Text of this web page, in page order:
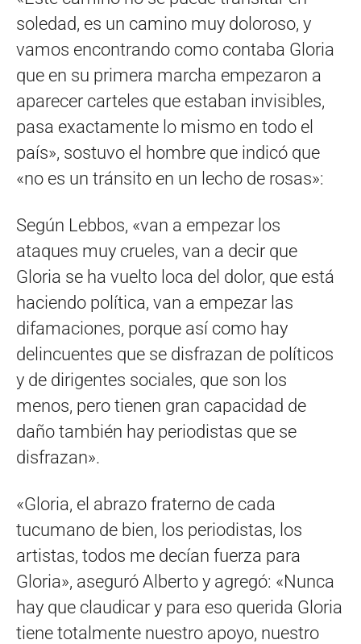
soledad, es un camino muy doloroso, y
vamos encontrando como contaba Gloria
que en su primera marcha empezaron a
aparecer carteles que estaban invisibles,
pasa exactamente lo mismo en todo el
país», sostuvo el hombre que indicó que
«no es un tránsito en un lecho de rosas»:
Según Lebbos, «van a empezar los
ataques muy crueles, van a decir que
Gloria se ha vuelto loca del dolor, que está
haciendo política, van a empezar las
difamaciones, porque así como hay
delincuentes que se disfrazan de políticos
y de dirigentes sociales, que son los
menos, pero tienen gran capacidad de
daño también hay periodistas que se
disfrazan».
«Gloria, el abrazo fraterno de cada
tucumano de bien, los periodistas, los
artistas, todos me decían fuerza para
Gloria», aseguró Alberto y agregó: «Nunca
hay que claudicar y para eso querida Gloria
tiene totalmente nuestro apoyo, nuestro